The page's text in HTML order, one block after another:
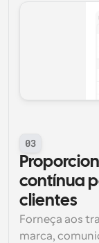
03
contínua
clientes
Forneça aos
marca,